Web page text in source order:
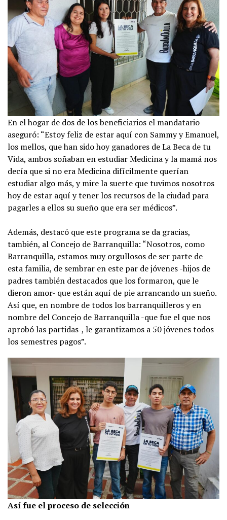
En el hogar de dos de los beneficiarios el mandatario
aseguró: “Estoy feliz de estar aquí con Sammy y Emanuel,
los mellos, que han sido hoy ganadores de La Beca de tu
Vida, ambos soñaban en estudiar Medicina y la mamá nos
decía que si no era Medicina difícilmente querían
estudiar algo más, y mire la suerte que tuvimos nosotros
hoy de estar aquí y tener los recursos de la ciudad para
pagarles a ellos su sueño que era ser médicos”.
Además, destacó que este programa se da gracias,
también, al Concejo de Barranquilla: “Nosotros, como
Barranquilla, estamos muy orgullosos de ser parte de
esta familia, de sembrar en este par de jóvenes -hijos de
padres también destacados que los formaron, que le
dieron amor- que están aquí de pie arrancando un sueño.
Así que, en nombre de todos los barranquilleros y en
nombre del Concejo de Barranquilla -que fue el que nos
aprobó las partidas-, le garantizamos a 50 jóvenes todos
los semestres pagos”.
Así fue el proceso de selección